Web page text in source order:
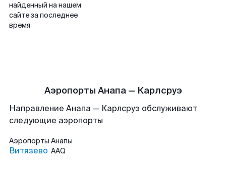
найденный на нашем
сайте за последнее
время
Аэропорты Анапа — Карлсруэ
Направление Анапа — Карлсруэ обслуживают
следующие аэропорты
Аэропорты Анапы
Витязево AAQ